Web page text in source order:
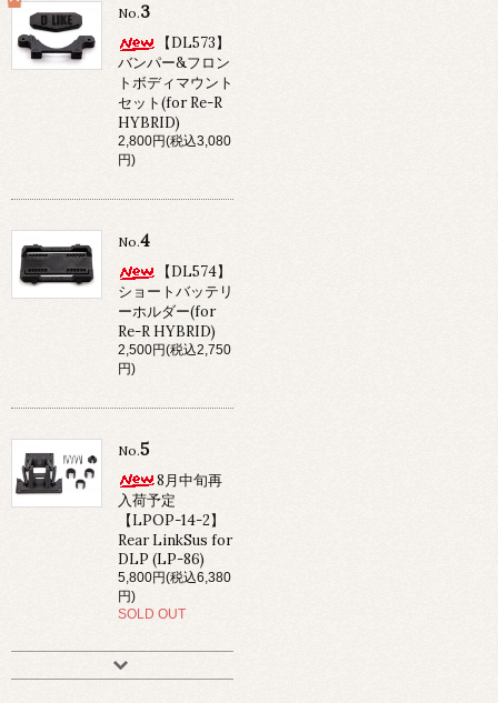
No.3
【DL573】
バンパー&フロン
トボディマウント
セット(for Re-R
HYBRID)
2,800円(税込3,080
円)
No.4
【DL574】
ショートバッテリ
ーホルダー(for
Re-R HYBRID)
2,500円(税込2,750
円)
No.5
8月中旬再
入荷予定
【LPOP-14-2】
Rear LinkSus for
DLP (LP-86)
5,800円(税込6,380
円)
SOLD OUT